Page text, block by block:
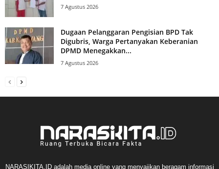
7 Agustus 2026
Dugaan Pelanggaran Pengisian BPD Tak
Digubris, Warga Pertanyakan Keberanian
DPMD Menegakkan...
7 Agustus 2026
NARASIKITA.ID adalah media online yang menyajikan beragam informasi